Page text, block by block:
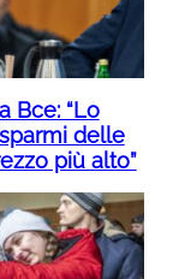
Bce: “Lo
delle
più alto”